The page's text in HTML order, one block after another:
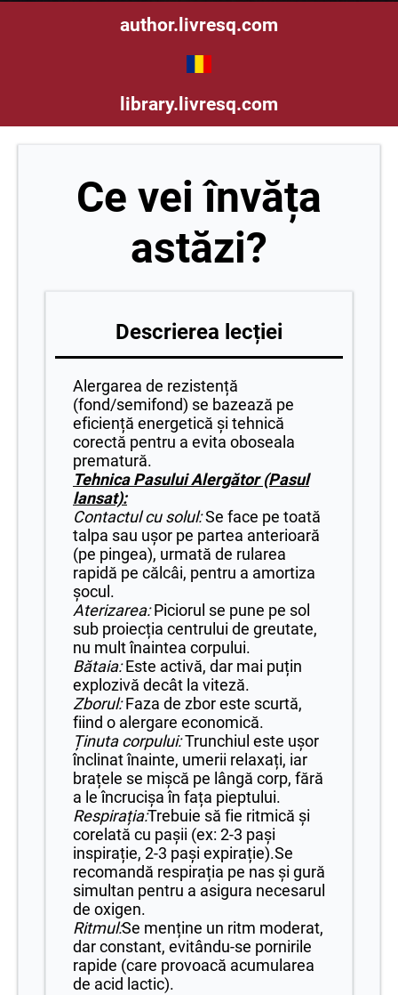
author.livresq.com
library.livresq.com
Ce vei învăța
astăzi?
Descrierea lecției
Alergarea de rezistență
(fond/semifond) se bazează pe
eficiență energetică și tehnică
corectă pentru a evita oboseala
prematură.
Tehnica Pasului Alergător (Pasul
lansat):
Contactul cu solul:Se face pe toată
talpa sau ușor pe partea anterioară
(pe pingea), urmată de rularea
rapidă pe călcâi, pentru a amortiza
șocul.
Aterizarea:Piciorul se pune pe sol
sub proiecția centrului de greutate,
nu mult înaintea corpului.
Bătaia:Este activă, dar mai puțin
explozivă decât la viteză.
Zborul:Faza de zbor este scurtă,
fiind o alergare economică.
Ținuta corpului:Trunchiul este ușor
înclinat înainte, umerii relaxați, iar
brațele se mișcă pe lângă corp, fără
a le încrucișa în fața pieptului.
Respirația:Trebuie să fie ritmică și
corelată cu pașii (ex: 2-3 pași
inspirație, 2-3 pași expirație).Se
recomandă respirația pe nas și gură
simultan pentru a asigura necesarul
de oxigen.
Ritmul:Se menține un ritm moderat,
dar constant, evitându-se pornirile
rapide (care provoacă acumularea
de acid lactic).